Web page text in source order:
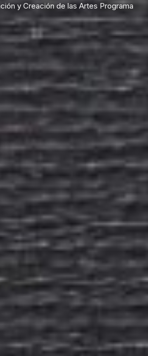
y Creación de las Artes Programa